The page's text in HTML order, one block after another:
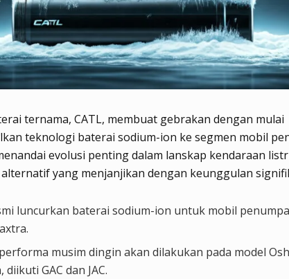
ternama, CATL, membuat gebrakan dengan mulai
teknologi baterai sodium-ion ke segmen mobil
evolusi penting dalam lanskap kendaraan
yang menjanjikan dengan keunggulan
luncurkan baterai sodium-ion untuk mobil
musim dingin akan dilakukan pada model
diikuti GAC dan JAC.